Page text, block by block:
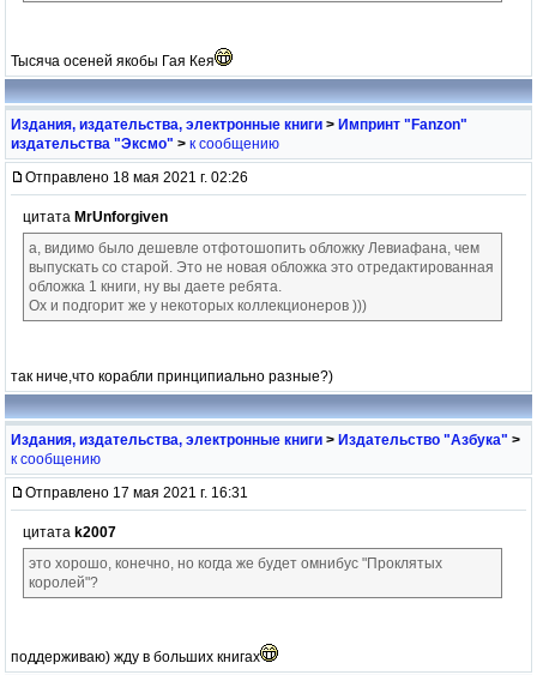
Тысяча осеней якобы Гая Кея
Издания, издательства, электронные книги > Импринт "Fanzon"
издательства "Эксмо" > к сообщению
Отправлено 18 мая 2021 г. 02:26
цитата MrUnforgiven
а, видимо было дешевле отфотошопить обложку Левиафана, чем
выпускать со старой. Это не новая обложка это отредактированная
обложка 1 книги, ну вы даете ребята.
Ох и подгорит же у некоторых коллекционеров )))
так ниче,что корабли принципиально разные?)
Издания, издательства, электронные книги > Издательство "Азбука" >
к сообщению
Отправлено 17 мая 2021 г. 16:31
цитата k2007
это хорошо, конечно, но когда же будет омнибус "Проклятых
королей"?
поддерживаю) жду в больших книгах